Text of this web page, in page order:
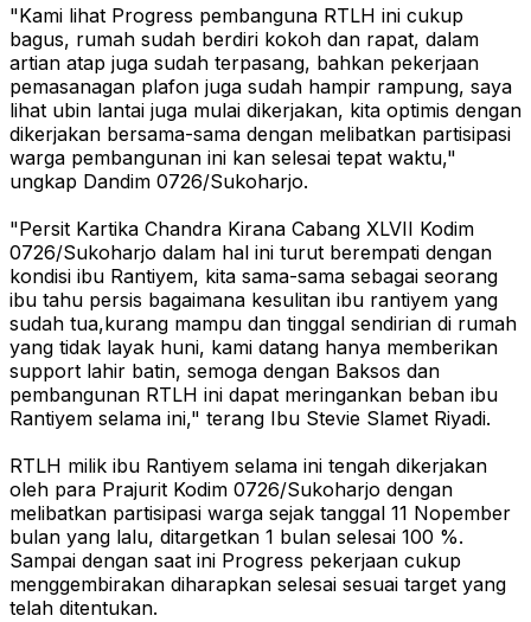
"Kami lihat Progress pembanguna RTLH ini cukup
bagus, rumah sudah berdiri kokoh dan rapat, dalam
artian atap juga sudah terpasang, bahkan pekerjaan
pemasanagan plafon juga sudah hampir rampung, saya
lihat ubin lantai juga mulai dikerjakan, kita optimis dengan
dikerjakan bersama-sama dengan melibatkan partisipasi
warga pembangunan ini kan selesai tepat waktu,"
ungkap Dandim 0726/Sukoharjo.
"Persit Kartika Chandra Kirana Cabang XLVII Kodim
0726/Sukoharjo dalam hal ini turut berempati dengan
kondisi ibu Rantiyem, kita sama-sama sebagai seorang
ibu tahu persis bagaimana kesulitan ibu rantiyem yang
sudah tua,kurang mampu dan tinggal sendirian di rumah
yang tidak layak huni, kami datang hanya memberikan
support lahir batin, semoga dengan Baksos dan
pembangunan RTLH ini dapat meringankan beban ibu
Rantiyem selama ini," terang Ibu Stevie Slamet Riyadi.
RTLH milik ibu Rantiyem selama ini tengah dikerjakan
oleh para Prajurit Kodim 0726/Sukoharjo dengan
melibatkan partisipasi warga sejak tanggal 11 Nopember
bulan yang lalu, ditargetkan 1 bulan selesai 100 %.
Sampai dengan saat ini Progress pekerjaan cukup
menggembirakan diharapkan selesai sesuai target yang
telah ditentukan.